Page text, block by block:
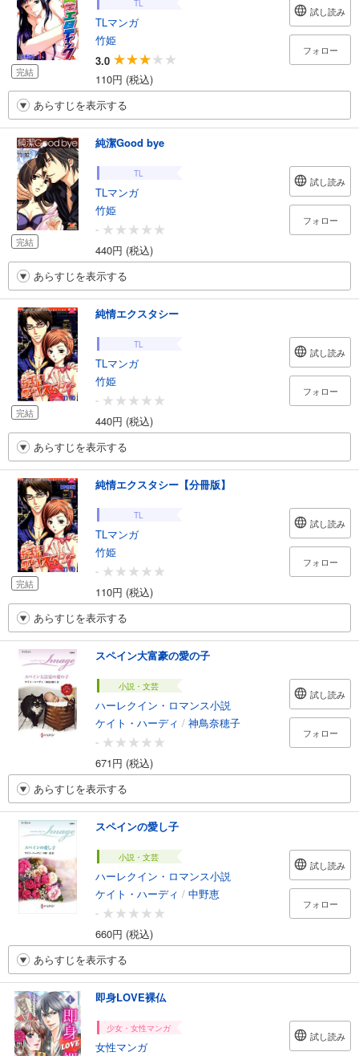
完結
TL
TLマンガ
竹姫
3.0
110円 (税込)
試し読み
フォロー
あらすじを表示する
完結
純潔Good bye
TL
TLマンガ
竹姫
-
440円 (税込)
試し読み
フォロー
あらすじを表示する
完結
純情エクスタシー
TL
TLマンガ
竹姫
-
440円 (税込)
試し読み
フォロー
あらすじを表示する
完結
純情エクスタシー【分冊版】
TL
TLマンガ
竹姫
-
110円 (税込)
試し読み
フォロー
あらすじを表示する
スペイン大富豪の愛の子
小説・文芸
ハーレクイン・ロマンス小説
ケイト・ハーディ / 神鳥奈穂子
-
671円 (税込)
試し読み
フォロー
あらすじを表示する
スペインの愛し子
小説・文芸
ハーレクイン・ロマンス小説
ケイト・ハーディ / 中野恵
-
660円 (税込)
試し読み
フォロー
あらすじを表示する
即身LOVE裸仏
少女・女性マンガ
女性マンガ
試し読み